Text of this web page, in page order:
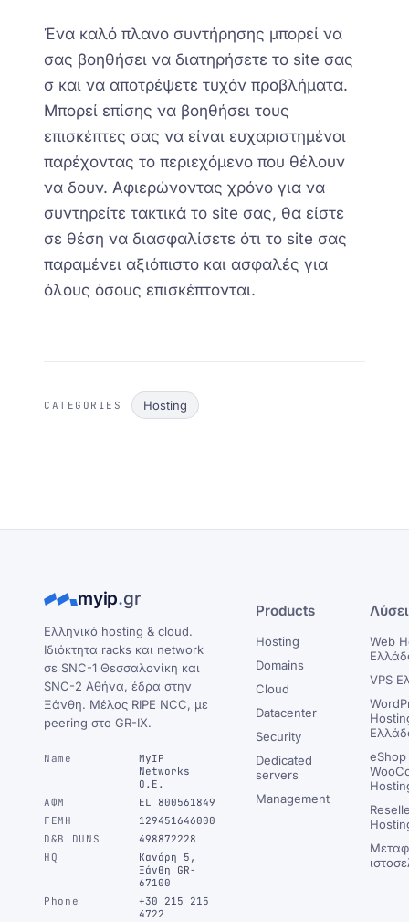
Ένα καλό πλανο συντήρησης μπορεί να
σας βοηθήσει να διατηρήσετε το site σας
σ και να αποτρέψετε τυχόν προβλήματα.
Μπορεί επίσης να βοηθήσει τους
επισκέπτες σας να είναι ευχαριστημένοι
παρέχοντας το περιεχόμενο που θέλουν
να δουν. Αφιερώνοντας χρόνο για να
συντηρείτε τακτικά το site σας, θα είστε
σε θέση να διασφαλίσετε ότι το site σας
παραμένει αξιόπιστο και ασφαλές για
όλους όσους επισκέπτονται.
CATEGORIES Hosting
myip.gr
Ελληνικό hosting & cloud.
Ιδιόκτητα racks και network
σε SNC-1 Θεσσαλονίκη και
SNC-2 Αθήνα, έδρα στην
Ξάνθη. Μέλος RIPE NCC, με
peering στο GR-IX.
Name
MyIP
Networks
Ο.Ε.
ΑΦΜ
EL 800561849
ΓΕΜΗ
129451646000
D&B DUNS
498872228
HQ
Κανάρη 5,
Ξάνθη GR-
67100
Phone
+30 215 215
4722
Products
Hosting
Domains
Cloud
Datacenter
Security
Dedicated
servers
Management
Web
VPS